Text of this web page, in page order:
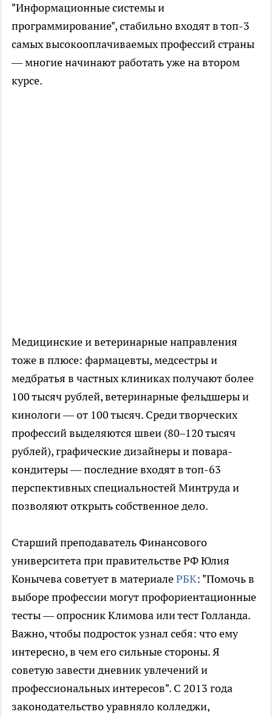
"Информационные системы и
программирование", стабильно входят в топ-3
самых высокооплачиваемых профессий страны
— многие начинают работать уже на втором
курсе.
Медицинские и ветеринарные направления
тоже в плюсе: фармацевты, медсестры и
медбратья в частных клиниках получают более
100 тысяч рублей, ветеринарные фельдшеры и
кинологи — от 100 тысяч. Среди творческих
профессий выделяются швеи (80–120 тысяч
рублей), графические дизайнеры и повара-
кондитеры — последние входят в топ-63
перспективных специальностей Минтруда и
позволяют открыть собственное дело.
Старший преподаватель Финансового
университета при правительстве РФ Юлия
Конычева советует в материалеРБК: "Помочь в
выборе профессии могут профориентационные
тесты — опросник Климова или тест Голланда.
Важно, чтобы подросток узнал себя: что ему
интересно, в чем его сильные стороны. Я
советую завести дневник увлечений и
профессиональных интересов". С 2013 года
законодательство уравняло колледжи,